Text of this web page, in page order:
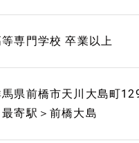
専門学校 卒業以上
馬県前橋市天川大島町
寄駅＞前橋大島